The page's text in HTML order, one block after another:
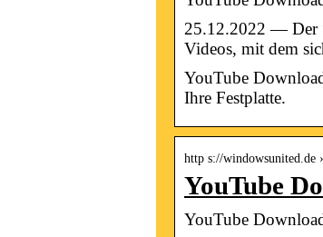
25.12.2022 — Der
Videos, mit dem
YouTube
Ihre Festplatte.
http s://windowsunited.de
YouTube
YouTube